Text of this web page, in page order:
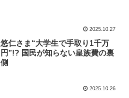
2025.10.27
悠仁さま“大学生で手取り1千万
円”!? 国民が知らない皇族費の裏
側
2025.10.26